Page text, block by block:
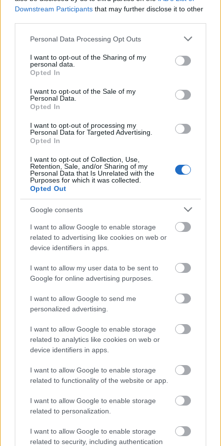
Downstream Participants that may further disclose it to other
Please note that this website/app uses one or more Google
not limited to your visit or usage behaviour. You may click to
grant or deny consent to Google and its third-party tags to
use your data for below specified purposes in below Google
consent section.
Personal Data Processing Opt Outs
I want to opt-out of the Sharing of my
personal data.
Opted In
I want to opt-out of the Sale of my
Personal Data.
Opted In
I want to opt-out of processing my
Personal Data for Targeted Advertising.
Opted In
I want to opt-out of Collection, Use,
Retention, Sale, and/or Sharing of my
Personal Data that Is Unrelated with the
Purposes for which it was collected.
Opted Out
Google consents
I want to allow Google to enable storage
related to advertising like cookies on web or
device identifiers in apps.
I want to allow my user data to be sent to
Google for online advertising purposes.
I want to allow Google to send me
personalized advertising.
I want to allow Google to enable storage
related to analytics like cookies on web or
device identifiers in apps.
I want to allow Google to enable storage
related to functionality of the website or app.
I want to allow Google to enable storage
related to personalization.
I want to allow Google to enable storage
related to security, including authentication
Heaven Street Seven: nézz vissza, és nézd
vissza!
Az éjszakai támadások mérlege az ukrán-
orosz határon: 3 civil halott, 13 sebesült
HÍREK 2 órája
takaríthatunk meg otthonunkban
HÍREK 2 órája
Körkép: így csökkentették a bankok a
személyi hitelek kamatait
HÍREK 3 órája
NÉPSZERŰ